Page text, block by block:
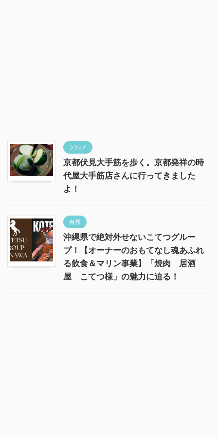
グルメ
京都伏見大手筋を歩く。京都発祥の時
代屋大手筋店さんに行ってきました
よ！
自然
沖縄県で絶対外せないこてつグルー
プ！【オーナーのおもてなし魂あふれ
る飲食＆マリン事業】「焼肉 居酒
屋 こてつ様」の魅力に迫る！